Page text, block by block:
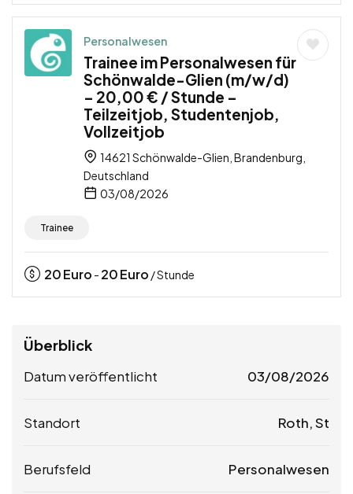
Personalwesen
Trainee im Personalwesen für
Schönwalde-Glien (m/w/d)
– 20,00 € / Stunde –
Teilzeitjob, Studentenjob,
Vollzeitjob
14621 Schönwalde-Glien, Brandenburg,
Deutschland
03/08/2026
Trainee
20Euro - 20Euro / Stunde
Überblick
Datum veröffentlicht 03/08/2026
Standort Roth, St
Berufsfeld Personalwesen